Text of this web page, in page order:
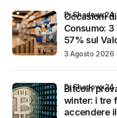
Occasioni
Consumo:
57% sul
di Shadowx24
3 Agosto 2026
Bitcoin
winter: i tre
accendere
di Shadowx24